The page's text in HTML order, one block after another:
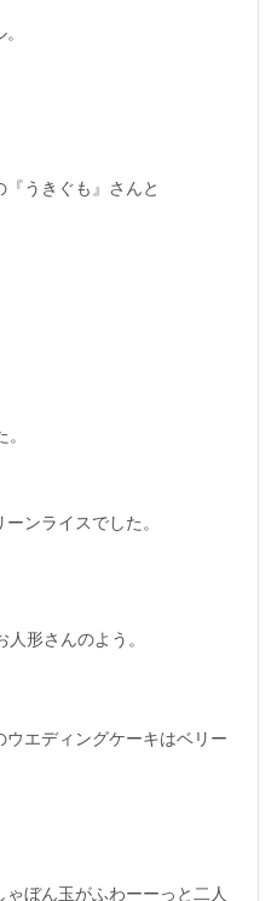
『うきぐも』さんと
ンライスでした。
形さんのよう。
ウエディングケーキはベリー
ゃぼん玉がふわーーっと二人